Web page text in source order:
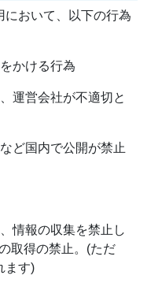
おいて、以下の行為
かける行為
運営会社が不適切と
ど国内で公開が禁止
情報の収集を禁止し
取得の禁止。(ただ
ます)